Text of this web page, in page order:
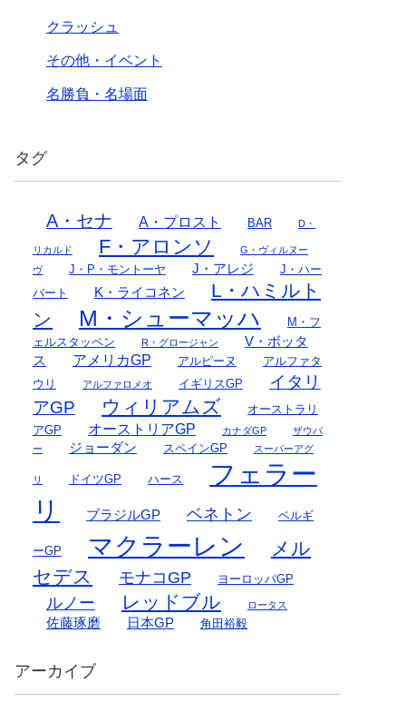
クラッシュ
その他・イベント
名勝負・名場面
タグ
A・セナ A・プロスト BAR D・
リカルド F・アロンソ
G・ヴィルヌー
ヴ
J・P・モントーヤ J・アレジ
J・ハー
バート
K・ライコネン
L・ハミルト
ン
M・シューマッハ
M・フ
ェルスタッペン
R・グロージャン
V・ボッタ
ス
アメリカGP アルピーヌ
アルファタ
ウリ
アルファロメオ イギリスGP
イタリ
アGP
ウィリアムズ
オーストラリ
アGP
オーストリアGP カナダGP
ザウバ
ー
ジョーダン スペインGP スーパーアグ
リ ドイツGP ハース
フェラー
リ
ブラジルGP ベネトン ベルギ
ーGP マクラーレン
メル
セデス
モナコGP ヨーロッパGP
ルノー レッドブル ロータス
佐藤琢磨 日本GP 角田裕毅
アーカイブ